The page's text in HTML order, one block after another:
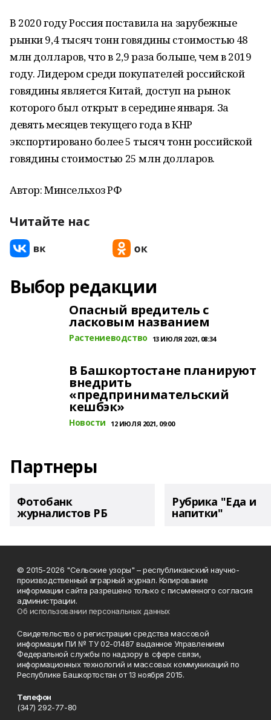
В 2020 году Россия поставила на зарубежные
рынки 9,4 тысяч тонн говядины стоимостью 48
млн долларов, что в 2,9 раза больше, чем в 2019
году. Лидером среди покупателей российской
говядины является Китай, доступ на рынок
которого был открыт в середине января. За
девять месяцев текущего года в КНР
экспортировано более 5 тысяч тонн российской
говядины стоимостью 25 млн долларов.
Автор: Минсельхоз РФ
Читайте нас
Выбор редакции
Опасный вредитель с
ласковым названием
Растениеводство 13 ИЮЛЯ 2021, 08:34
В Башкортостане планируют
внедрить
«предпринимательский
кешбэк»
Новости 12 ИЮЛЯ 2021, 09:00
Партнеры
Фотобанк
журналистов РБ
Рубрика "Еда и
напитки"
© 2015-2026 "Сельские узоры" – республиканский научно-
производственный аграрный журнал. Копирование
информации сайта разрешено только с письменного согласия
администрации.
Об использовании персональных данных
Свидетельство о регистрации средства массовой
информации ПИ № ТУ 02-01487 выданное Управлением
Федеральной службы по надзору в сфере связи,
информационных технологий и массовых коммуникаций по
Республике Башкортостан от 13 ноября 2015.
Телефон
(347) 292-77-80